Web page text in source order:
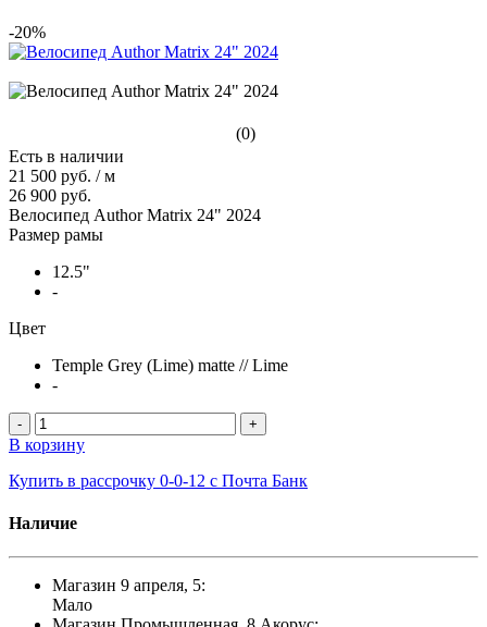
-20%
(0)
Есть в наличии
21 500 руб. / м
26 900 руб.
Велосипед Author Matrix 24" 2024
Размер рамы
12.5"
-
Цвет
Temple Grey (Lime) matte // Lime
-
- +
В корзину
Купить в рассрочку 0-0-12 с Почта Банк
Наличие
Магазин 9 апреля, 5:
Мало